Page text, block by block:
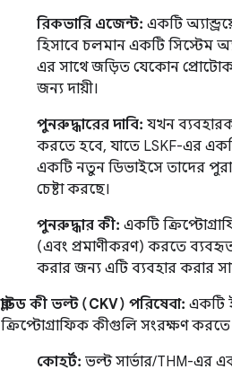
রিকভারি এজেন্ট: একটি
হিসাবে চলমান একটি সিস্টেম
এর সাথে জড়িত যেকোন
জন্য দায়ী।
পুনরুদ্ধারের দাবি: যখন
করতে হবে, যাতে LSKF-এর
একটি নতুন ডিভাইসে তাদের
চেষ্টা করছে।
পুনরুদ্ধার কী: একটি
(এবং প্রমাণীকরণ) করতে ব্যবহৃত
করার জন্য এটি ব্যবহার করার
ক্লাউড কী ভল্ট (CKV) পরিষেবা: একটি
ক্রিপ্টোগ্রাফিক কীগুলি সংরক্ষণ
কোহর্ট: ভল্ট সার্ভার/THM-এর